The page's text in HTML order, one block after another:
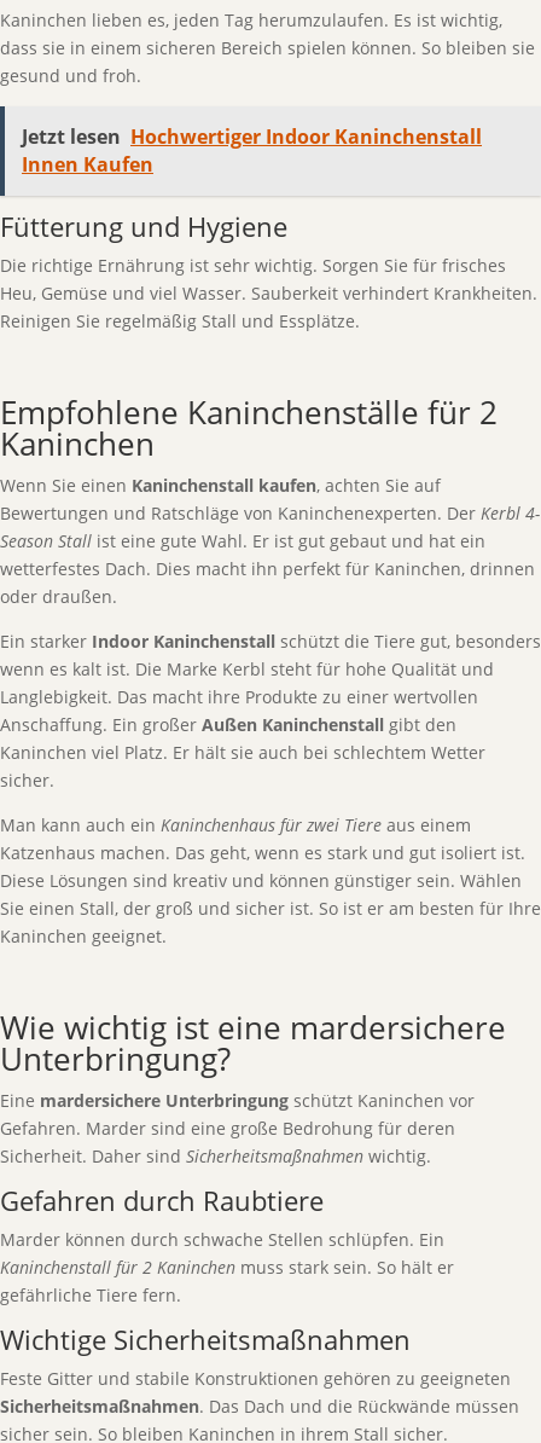
Kaninchen lieben es, jeden Tag herumzulaufen. Es ist wichtig,
dass sie in einem sicheren Bereich spielen können. So bleiben sie
gesund und froh.
Jetzt lesen Hochwertiger Indoor Kaninchenstall
Innen Kaufen
Fütterung und Hygiene
Die richtige Ernährung ist sehr wichtig. Sorgen Sie für frisches
Heu, Gemüse und viel Wasser. Sauberkeit verhindert Krankheiten.
Reinigen Sie regelmäßig Stall und Essplätze.
Empfohlene Kaninchenställe für 2
Kaninchen
Wenn Sie einen Kaninchenstall kaufen, achten Sie auf
Bewertungen und Ratschläge von Kaninchenexperten. Der Kerbl 4-
Season Stall ist eine gute Wahl. Er ist gut gebaut und hat ein
wetterfestes Dach. Dies macht ihn perfekt für Kaninchen, drinnen
oder draußen.
Ein starker Indoor Kaninchenstall schützt die Tiere gut, besonders
wenn es kalt ist. Die Marke Kerbl steht für hohe Qualität und
Langlebigkeit. Das macht ihre Produkte zu einer wertvollen
Anschaffung. Ein großer Außen Kaninchenstall gibt den
Kaninchen viel Platz. Er hält sie auch bei schlechtem Wetter
sicher.
Man kann auch ein Kaninchenhaus für zwei Tiere aus einem
Katzenhaus machen. Das geht, wenn es stark und gut isoliert ist.
Diese Lösungen sind kreativ und können günstiger sein. Wählen
Sie einen Stall, der groß und sicher ist. So ist er am besten für Ihre
Kaninchen geeignet.
Wie wichtig ist eine mardersichere
Unterbringung?
Eine mardersichere Unterbringung schützt Kaninchen vor
Gefahren. Marder sind eine große Bedrohung für deren
Sicherheit. Daher sind Sicherheitsmaßnahmen wichtig.
Gefahren durch Raubtiere
Marder können durch schwache Stellen schlüpfen. Ein
Kaninchenstall für 2 Kaninchen muss stark sein. So hält er
gefährliche Tiere fern.
Wichtige Sicherheitsmaßnahmen
Feste Gitter und stabile Konstruktionen gehören zu geeigneten
Sicherheitsmaßnahmen. Das Dach und die Rückwände müssen
sicher sein. So bleiben Kaninchen in ihrem Stall sicher.